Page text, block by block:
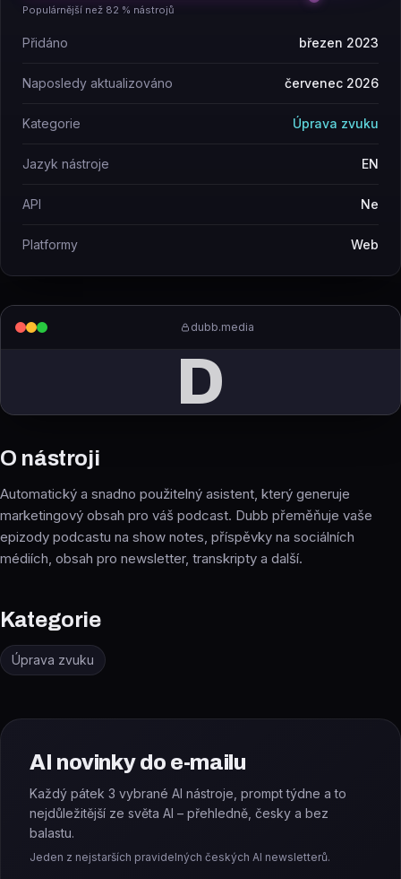
dubb.media
D
O nástroji
Automatický a snadno použitelný asistent, který generuje
marketingový obsah pro váš podcast. Dubb přeměňuje vaše
epizody podcastu na show notes, příspěvky na sociálních
médiích, obsah pro newsletter, transkripty a další.
Kategorie
Úprava zvuku
AI novinky do e-mailu
Každý pátek 3 vybrané AI nástroje, prompt týdne a to
nejdůležitější ze světa AI – přehledně, česky a bez
balastu.
Jeden z nejstarších pravidelných českých AI newsletterů.
Populárnější než 82 % nástrojů
Přidáno březen 2023
Naposledy aktualizováno červenec 2026
Kategorie Úprava zvuku
Jazyk nástroje EN
API Ne
Platformy Web